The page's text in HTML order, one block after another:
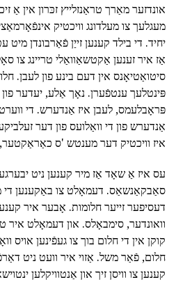
אונדזער מאַרך טראַנזלייץ זכּרון אין אַ
מעגלעך צו מעלדונג וויכטיק
יחיד. די בילד קענען זייַן פֿאַרבונדן
אַז איר זענען אַקטשאַוואַלי טריינג צו
סיטואַטיאָנס אין דעם בינע פון לעבן.
פּינטלעך ענטפֿערן. נאָך אַלע, יעדער פון
פּראָבלעמס, לעבן איז אַנדערש. די
אַנדערש פון די וואַלועס פון דער
איז וויכטיק דער מענטש 'ס כאַראַקטער, די
עס איז אַ שאָד אַז מיר קענען ניט
סאַבקאַנשאַס. דעמאָלט צו באַקענען די
דעסיפער זייער חלומות. אָבער איר
וואונדער, סימבאָלס. און דעמאָלט איר
קוקן אין די חלום בוך צו געפֿינען אויס
חלום, פֿאַר משל. אַזוי איר וועט ניט
קענען צו וויסן זיך און אַנטוויקלען